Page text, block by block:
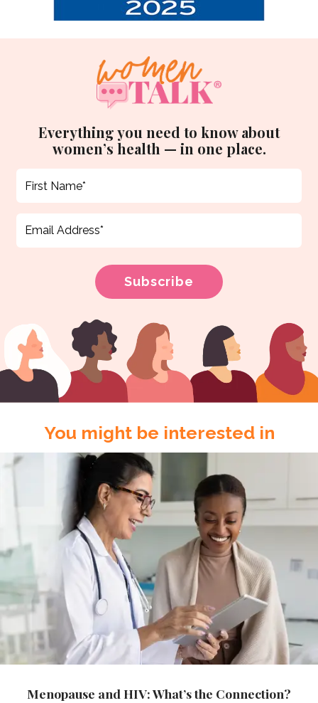
Everything you need to know about
women’s health — in one place.
You might be interested in
Menopause and HIV: What’s the Connection?